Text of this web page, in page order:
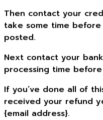
Then contact your
take some time
posted.
Next contact your
processing time
If you’ve done all of
received your refund
{email address}.